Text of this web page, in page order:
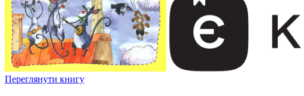
Переглянути книгу